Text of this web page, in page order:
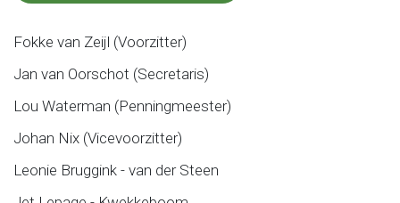
Fokke van Zeijl (Voorzitter)
Jan van Oorschot (Secretaris)
Lou Waterman (Penningmeester)
Johan Nix (Vicevoorzitter)
Leonie Bruggink - van der Steen